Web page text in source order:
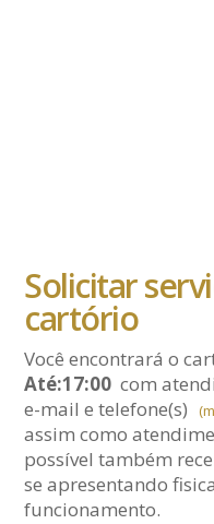
Solicitar
cartório
Você encontrará o
Até:17:00 com
e-maile telefone(s)
assim como
possível também
se apresentando
funcionamento.